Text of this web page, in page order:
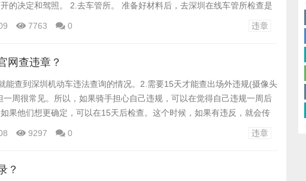
的决定和驾照。 2.去车管所。 准备好材料后，去深圳在线车管所检查是
写确认函。 3.交罚款。 拿着确认函去车管所指定的银行交罚款。你可以
7763 0 违章
网查违章？
能查到深圳机动车违法查询的情况。2.需要15天才能查出场外违规(摄像头
周很常见。所以，如果骑手担心自己违规，可以在觉得自己违规一周后
果他们想更确定，可以在15天后检查。这个时候，如果有违反，就会传
9297 0 违章
？